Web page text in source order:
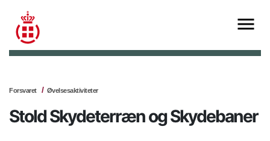
Forsvaret Øvelsesaktiviteter
Stold Skydeterræn og Skydebaner